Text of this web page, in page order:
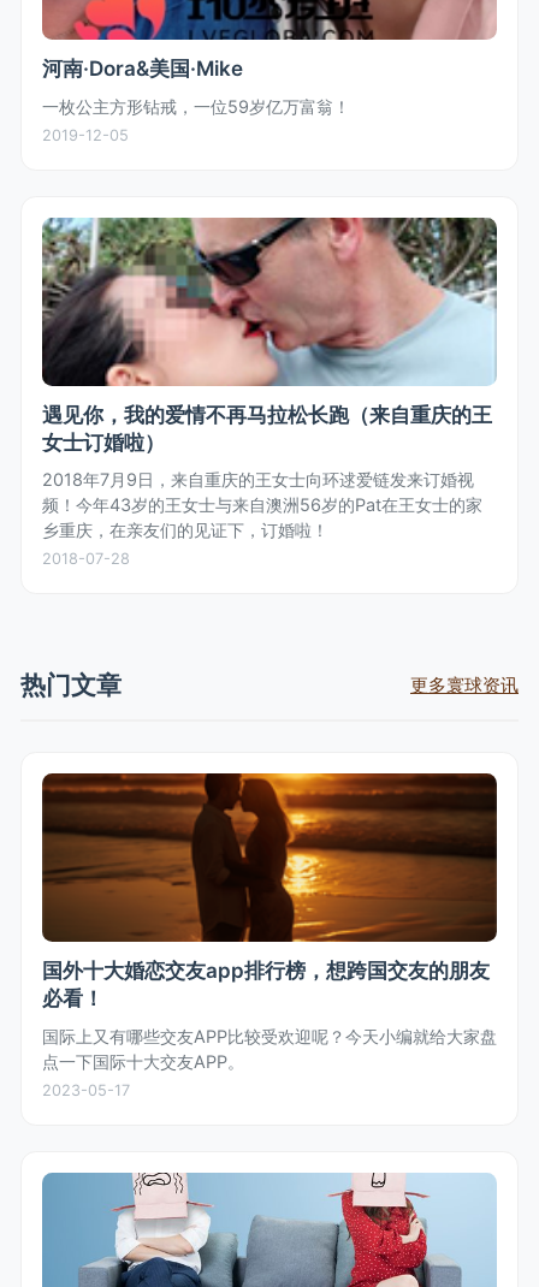
河南·Dora&美国·Mike
一枚公主方形钻戒，一位59岁亿万富翁！
2019-12-05
遇见你，我的爱情不再马拉松长跑（来自重庆的王
女士订婚啦）
2018年7月9日，来自重庆的王女士向环逑爱链发来订婚视
频！今年43岁的王女士与来自澳洲56岁的Pat在王女士的家
乡重庆，在亲友们的见证下，订婚啦！
2018-07-28
热门文章 更多寰球资讯
国外十大婚恋交友app排行榜，想跨国交友的朋友
必看！
国际上又有哪些交友APP比较受欢迎呢？今天小编就给大家盘
点一下国际十大交友APP。
2023-05-17